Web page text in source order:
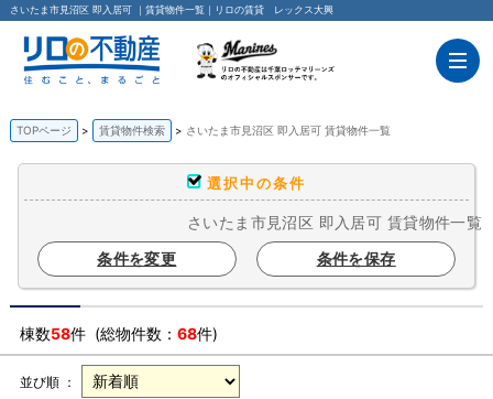
さいたま市見沼区 即入居可 ｜賃貸物件一覧｜リロの賃貸 レックス大興
TOPページ 賃貸物件検索 さいたま市見沼区 即入居可 賃貸物件一覧
選択中の条件
さいたま市見沼区 即入居可 賃貸物件一覧
条件を変更
条件を保存
棟数58件 (総物件数： 68件)
並び順 ：